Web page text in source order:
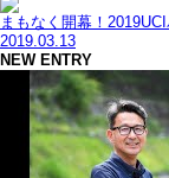
まもなく開幕！
2019.03.13
NEW ENTRY